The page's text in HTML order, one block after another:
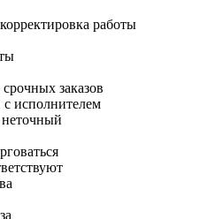
работы
заказов
с исполнителем